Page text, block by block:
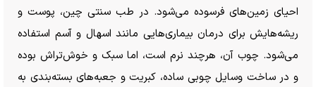
احیای زمین‌های فرسوده می‌شود. در طب سنتی چین، پوست و
ریشه‌هایش برای درمان بیماری‌هایی مانند اسهال و آسم استفاده
می‌شود. چوب آن، هرچند نرم است، اما سبک و خوش‌تراش بوده
و در ساخت وسایل چوبی ساده، کبریت و جعبه‌های بسته‌بندی به